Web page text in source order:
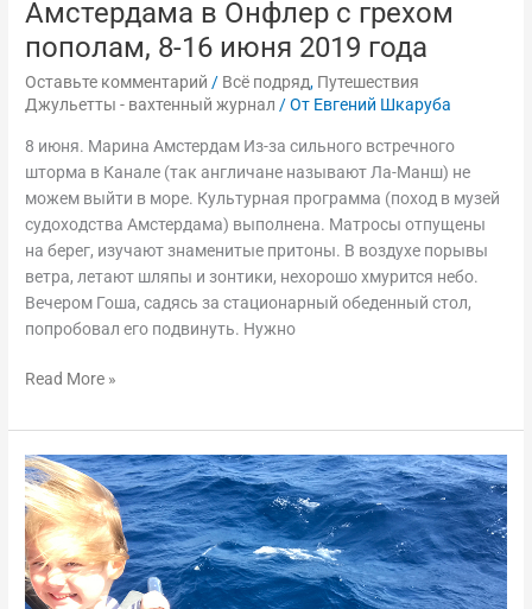
Амстердама в Онфлер с грехом
пополам, 8-16 июня 2019 года
Оставьте комментарий / Всё подряд, Путешествия
Джульетты - вахтенный журнал / От Евгений Шкаруба
8 июня. Марина Амстердам Из-за сильного встречного
шторма в Канале (так англичане называют Ла-Манш) не
можем выйти в море. Культурная программа (поход в музей
судоходства Амстердама) выполнена. Матросы отпущены
на берег, изучают знаменитые притоны. В воздухе порывы
ветра, летают шляпы и зонтики, нехорошо хмурится небо.
Вечером Гоша, садясь за стационарный обеденный стол,
попробовал его подвинуть. Нужно
Read More »
Канарские
острова
весной,
8-
20
марта